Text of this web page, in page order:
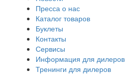
Пресса о нас
Каталог товаров
Буклеты
Контакты
Сервисы
Информация для дилеров
Тренинги для дилеров